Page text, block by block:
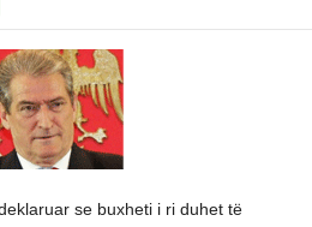
se buxheti i ri duhet të